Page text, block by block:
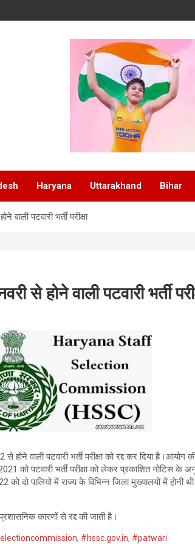
Haryana Uttarakhand Bihar
वाली पटवारी भर्ती परीक्षा
से होने वाली पटवारी भर्ती
होने वाली पटवारी भर्ती परीक्षा को रद्द कर दिया
पटवारी भर्ती परीक्षा को लेकर प्रकाशित नोटिस के
पालियो में राज्य के विभिन्न जिला मुख्यालयों में होनी
कारणों से रद्द की जाती है।
, #hssc.gov.in, #patwari